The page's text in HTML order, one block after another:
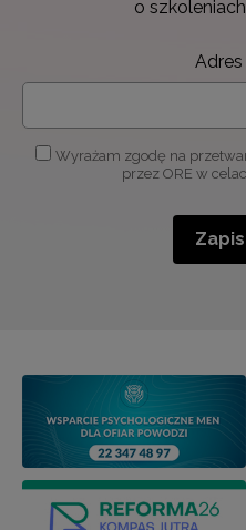
o
Wyrażam zgodę na
przez ORE w